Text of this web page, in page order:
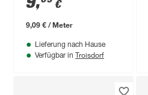
34 x 10 mm
€
9,09 € / Meter
Lieferung nach Hause
Verfügbar in Troisdorf